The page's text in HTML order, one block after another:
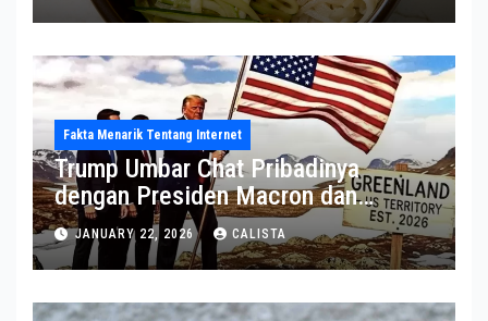
Fakta Menarik Tentang Internet
Trump Umbar Chat Pribadinya
dengan Presiden Macron dan
Sekjen NATO ke Medsos, Bahas Isu
Greenland
JANUARY 22, 2026 CALISTA